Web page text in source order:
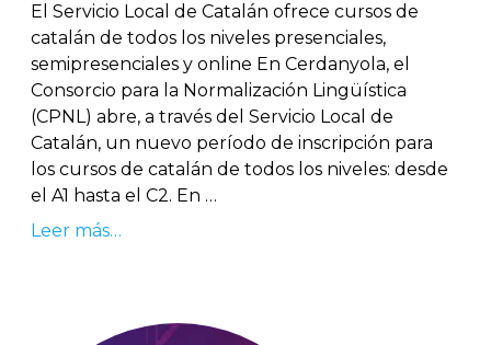
El Servicio Local de Catalán ofrece cursos de
catalán de todos los niveles presenciales,
semipresenciales y online En Cerdanyola, el
Consorcio para la Normalización Lingüística
(CPNL) abre, a través del Servicio Local de
Catalán, un nuevo período de inscripción para
los cursos de catalán de todos los niveles: desde
el A1 hasta el C2. En …
Leer más…